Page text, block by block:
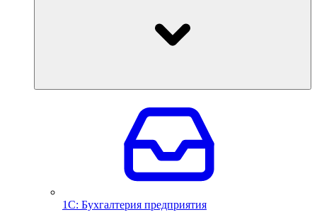
1С: Бухгалтерия предприятия